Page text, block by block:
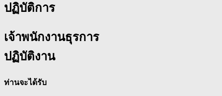
ปฏิบัติการ
เจ้าพนักงานธุรการ
ปฏิบัติงาน
ท่านจะได้รับ